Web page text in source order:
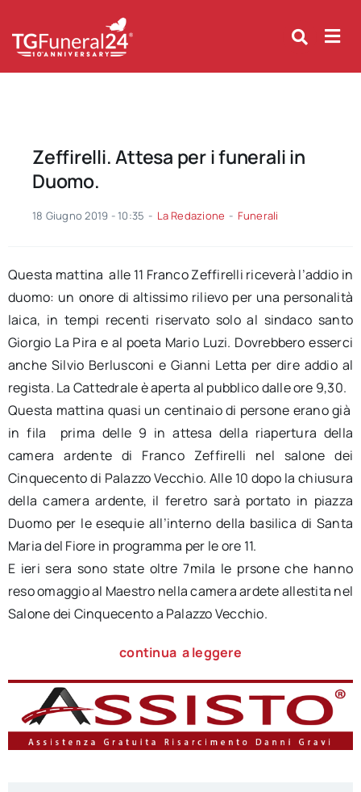
content
Zeffirelli. Attesa per i funerali in
Duomo.
18 Giugno 2019 - 10:35 - La Redazione - Funerali
Questa mattina alle 11 Franco Zeffirelli riceverà l’addio in
duomo: un onore di altissimo rilievo per una personalità
laica, in tempi recenti riservato solo al sindaco santo
Giorgio La Pira e al poeta Mario Luzi. Dovrebbero esserci
anche Silvio Berlusconi e Gianni Letta per dire addio al
regista. La Cattedrale è aperta al pubblico dalle ore 9,30.
Questa mattina quasi un centinaio di persone erano già
in fila prima delle 9 in attesa della riapertura della
camera ardente di Franco Zeffirelli nel salone dei
Cinquecento di Palazzo Vecchio. Alle 10 dopo la chiusura
della camera ardente, il feretro sarà portato in piazza
Duomo per le esequie all’interno della basilica di Santa
Maria del Fiore in programma per le ore 11.
E ieri sera sono state oltre 7mila le prsone che hanno
reso omaggio al Maestro nella camera ardete allestita nel
Salone dei Cinquecento a Palazzo Vecchio.
continua a leggere